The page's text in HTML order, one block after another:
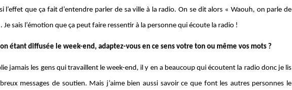
l’effet que ça fait d’entendre parler de sa ville à la radio. On se dit alors « Waouh, on parle de
Je sais l’émotion que ça peut faire ressentir à la personne qui écoute la radio !
étant diffusée le week-end, adaptez-vous en ce sens votre ton ou même vos mots ?
jamais les gens qui travaillent le week-end, il y en a beaucoup qui écoutent la radio donc je lis
messages de soutien. Mais j’aime bien aussi savoir ce que font les autres personnes le